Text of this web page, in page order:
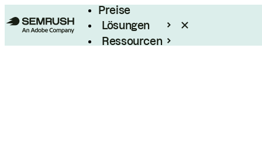
Preise
Lösungen
Ressourcen